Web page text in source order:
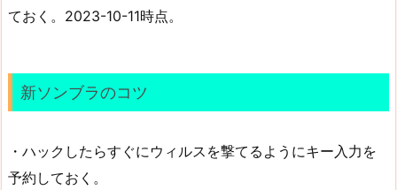
ておく。2023-10-11時点。
新ソンブラのコツ
・ハックしたらすぐにウィルスを撃てるようにキー入力を
予約しておく。